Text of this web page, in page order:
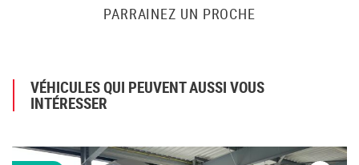
PARRAINEZ UN PROCHE
VÉHICULES QUI PEUVENT AUSSI VOUS
INTÉRESSER